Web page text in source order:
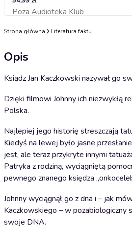
Poza Audioteka KlubDodaj do koszyka
Strona główna Literatura faktu
Opis
Ksiądz Jan Kaczkowski nazywał go
Dzięki filmowi Johnny ich niezwykłą
Polska.
Najlepiej jego historię streszczają
Kiedyś na lewej było jasne
jest, ale teraz przykryte innymi
Patryka z rodziną, wyciągniętą
pewnego znanego księdza
Johnny wyciągnął go z dna i – jak
Kaczkowskiego – w pozabiologiczny
swoje DNA.